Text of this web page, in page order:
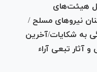
هیئت‌های
نیرو‌های مسلح /
به شکایات/آخرین
آثار تبعی آراء